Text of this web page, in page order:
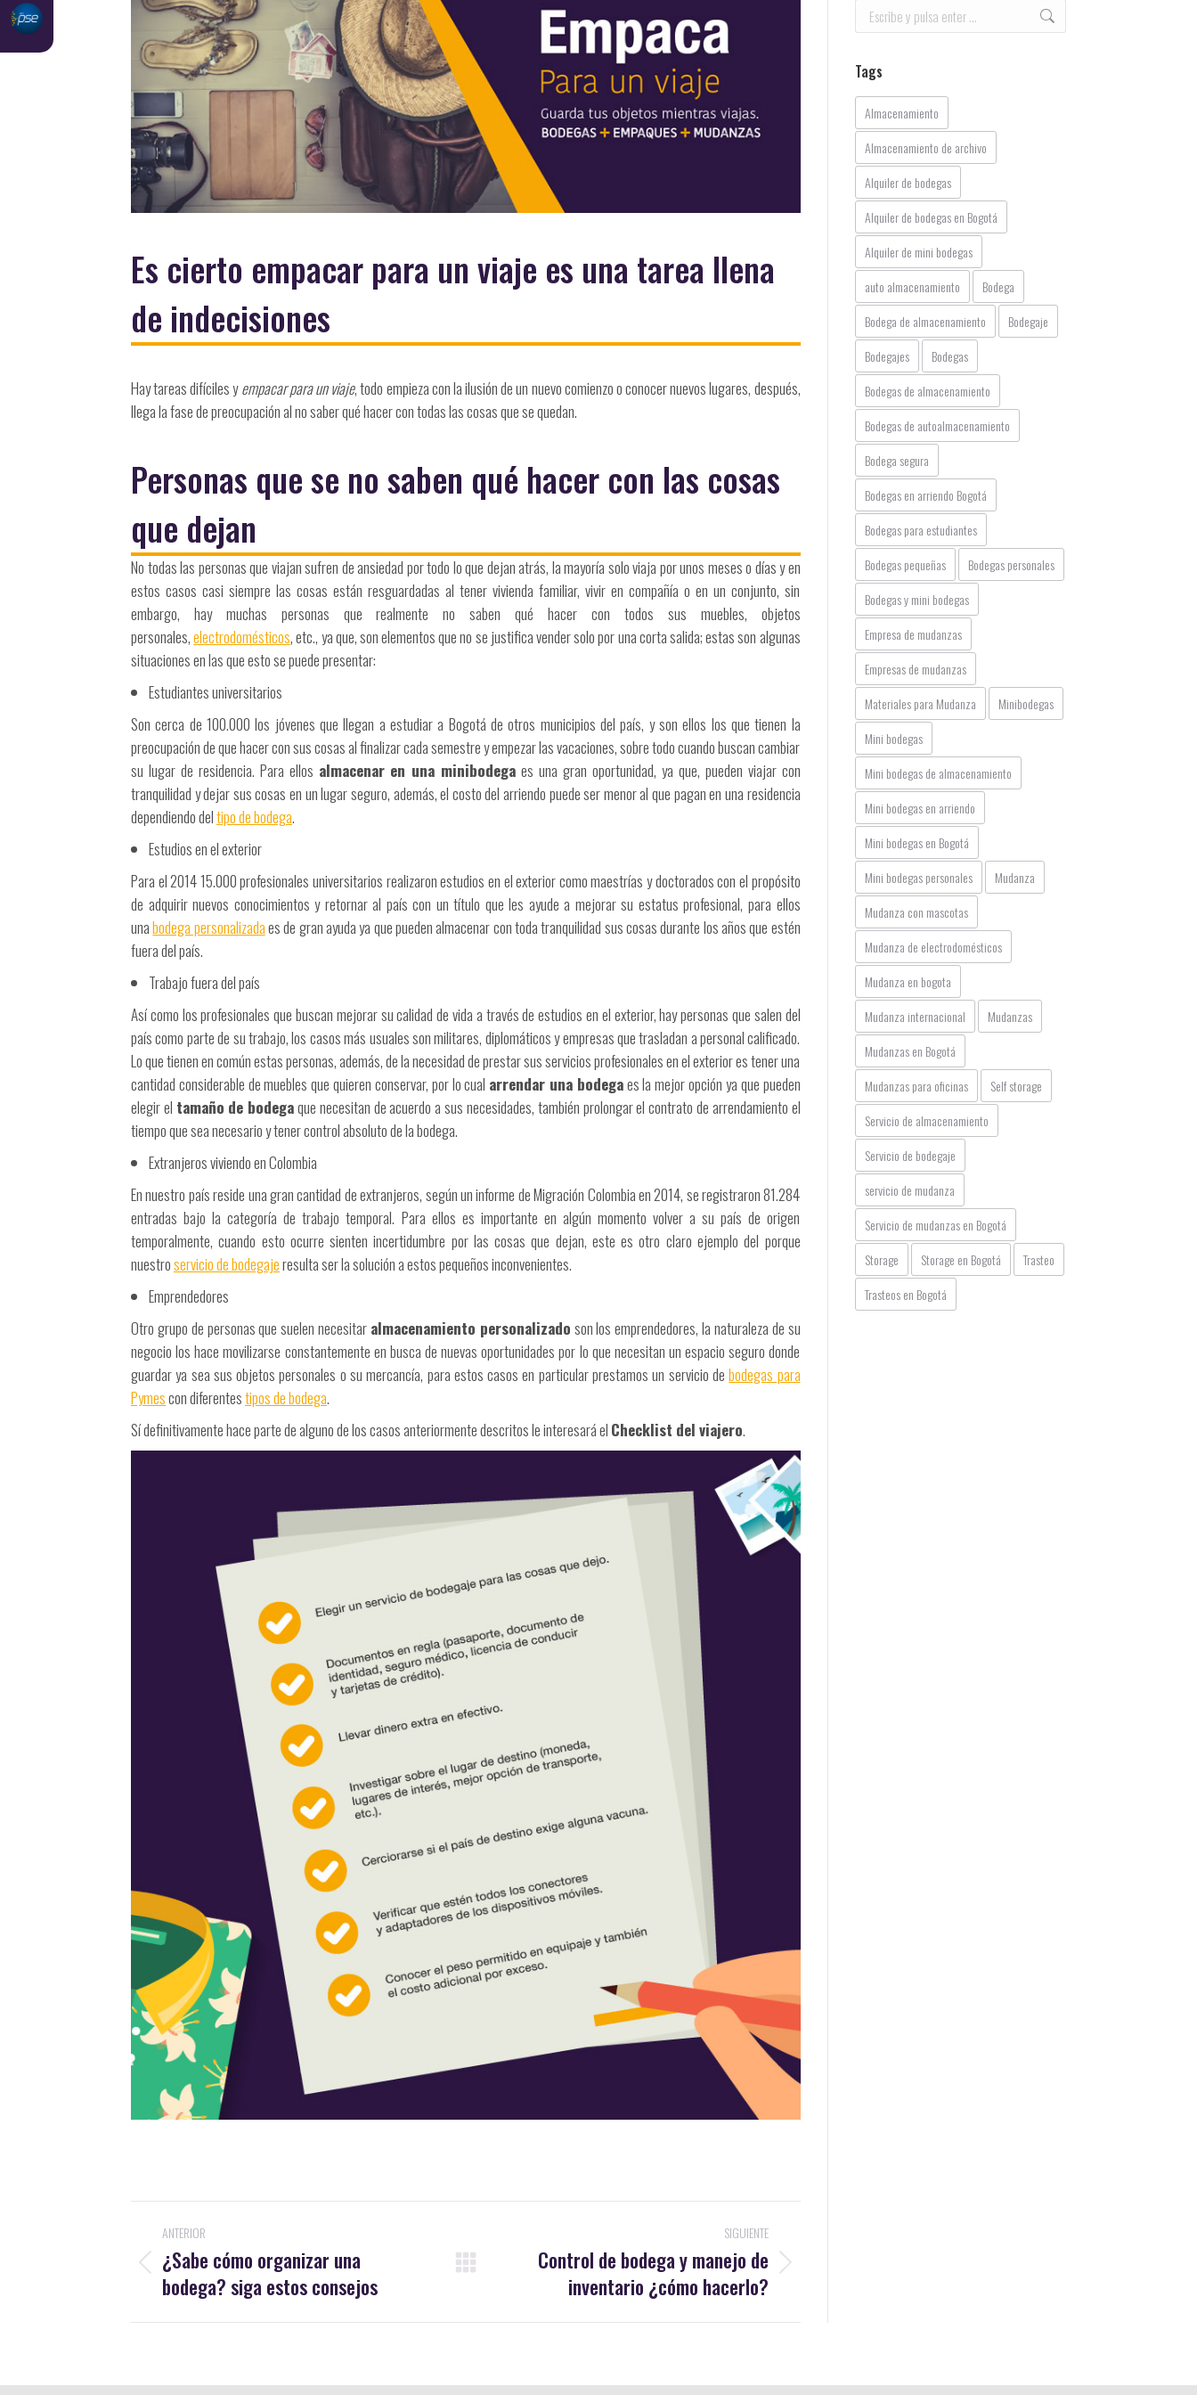
Es cierto empacar para un viaje es una tarea llena
de indecisiones
Hay tareas difíciles yempacar para un viaje, todo empieza con la ilusión de un nuevo comienzo o conocer nuevos lugares, después,
llega la fase de preocupación al no saber qué hacer con todas las cosas que se quedan.
Personas que se no saben qué hacer con las cosas
que dejan
No todas las personas que viajan sufren de ansiedad por todo lo que dejan atrás, la mayoría solo viaja por unos meses o días y en
estos casos casi siempre las cosas están resguardadas al tener vivienda familiar, vivir en compañía o en un conjunto, sin
embargo, hay muchas personas que realmente no saben qué hacer con todos sus muebles, objetos
personales,electrodomésticos, etc., ya que, son elementos que no se justifica vender solo por una corta salida; estas son algunas
situaciones en las que esto se puede presentar:
Estudiantes universitarios
Son cerca de 100.000 los jóvenes que llegan a estudiar a Bogotá de otros municipios del país, y son ellos los que tienen la
preocupación de que hacer con sus cosas al finalizar cada semestre y empezar las vacaciones, sobre todo cuando buscan cambiar
su lugar de residencia. Para ellos almacenar en una minibodega es una gran oportunidad, ya que, pueden viajar con
tranquilidad y dejar sus cosas en un lugar seguro, además, el costo del arriendo puede ser menor al que pagan en una residencia
dependiendo deltipo de bodega.
Estudios en el exterior
Para el 2014 15.000 profesionales universitarios realizaron estudios en el exterior como maestrías y doctorados con el propósito
de adquirir nuevos conocimientos y retornar al país con un título que les ayude a mejorar su estatus profesional, para ellos
unabodega personalizadaes de gran ayuda ya que pueden almacenar con toda tranquilidad sus cosas durante los años que estén
fuera del país.
Trabajo fuera del país
Así como los profesionales que buscan mejorar su calidad de vida a través de estudios en el exterior, hay personas que salen del
país como parte de su trabajo, los casos más usuales son militares, diplomáticos y empresas que trasladan a personal calificado.
Lo que tienen en común estas personas, además, de la necesidad de prestar sus servicios profesionales en el exterior es tener una
cantidad considerable de muebles que quieren conservar, por lo cual arrendar una bodegaes la mejor opción ya que pueden
elegir el tamaño de bodegaque necesitan de acuerdo a sus necesidades, también prolongar el contrato de arrendamiento el
tiempo que sea necesario y tener control absoluto de la bodega.
Extranjeros viviendo en Colombia
En nuestro país reside una gran cantidad de extranjeros, según un informe de Migración Colombia en 2014, se registraron 81.284
entradas bajo la categoría de trabajo temporal. Para ellos es importante en algún momento volver a su país de origen
temporalmente, cuando esto ocurre sienten incertidumbre por las cosas que dejan, este es otro claro ejemplo del porque
nuestroservicio de bodegajeresulta ser la solución a estos pequeños inconvenientes.
Emprendedores
Otro grupo de personas que suelen necesitar almacenamiento personalizado son los emprendedores, la naturaleza de su
negocio los hace movilizarse constantemente en busca de nuevas oportunidades por lo que necesitan un espacio seguro donde
guardar ya sea sus objetos personales o su mercancía, para estos casos en particular prestamos un servicio debodegas para
Pymescon diferentestipos de bodega.
Sí definitivamente hace parte de alguno de los casos anteriormente descritos le interesará el Checklist del viajero.
Navegación
entre
publicaciones
ANTERIOR
Publicación
anterior:
¿Sabe cómo organizar una
bodega? siga estos consejos
SIGUIENTE
PublicaciónControl de bodega y manejo de
inventario ¿cómo hacerlo?
Buscar:
Tags
Almacenamiento
Almacenamiento de archivo
Alquiler de bodegas
Alquiler de bodegas en Bogotá
Alquiler de mini bodegas
auto almacenamiento
Bodega
Bodega de almacenamiento
Bodegaje
Bodegajes
Bodegas
Bodegas de almacenamiento
Bodegas de autoalmacenamiento
Bodega segura
Bodegas en arriendo Bogotá
Bodegas para estudiantes
Bodegas pequeñas
Bodegas personales
Bodegas y mini bodegas
Empresa de mudanzas
Empresas de mudanzas
Materiales para Mudanza
Minibodegas
Mini bodegas
Mini bodegas de almacenamiento
Mini bodegas en arriendo
Mini bodegas en Bogotá
Mini bodegas personales
Mudanza
Mudanza con mascotas
Mudanza de electrodomésticos
Mudanza en bogota
Mudanza internacional
Mudanzas
Mudanzas en Bogotá
Mudanzas para oficinas
Self storage
Servicio de almacenamiento
Servicio de bodegaje
servicio de mudanza
Servicio de mudanzas en Bogotá
Storage
Storage en Bogotá
Trasteo
Trasteos en Bogotá